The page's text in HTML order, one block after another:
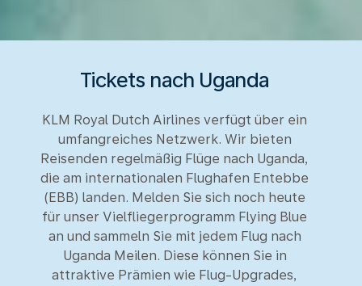
Tickets nach Uganda
KLM Royal Dutch Airlines verfügt über ein
umfangreiches Netzwerk. Wir bieten
Reisenden regelmäßig Flüge nach Uganda,
die am internationalen Flughafen Entebbe
(EBB) landen. Melden Sie sich noch heute
für unser Vielfliegerprogramm Flying Blue
an und sammeln Sie mit jedem Flug nach
Uganda Meilen. Diese können Sie in
attraktive Prämien wie Flug-Upgrades,